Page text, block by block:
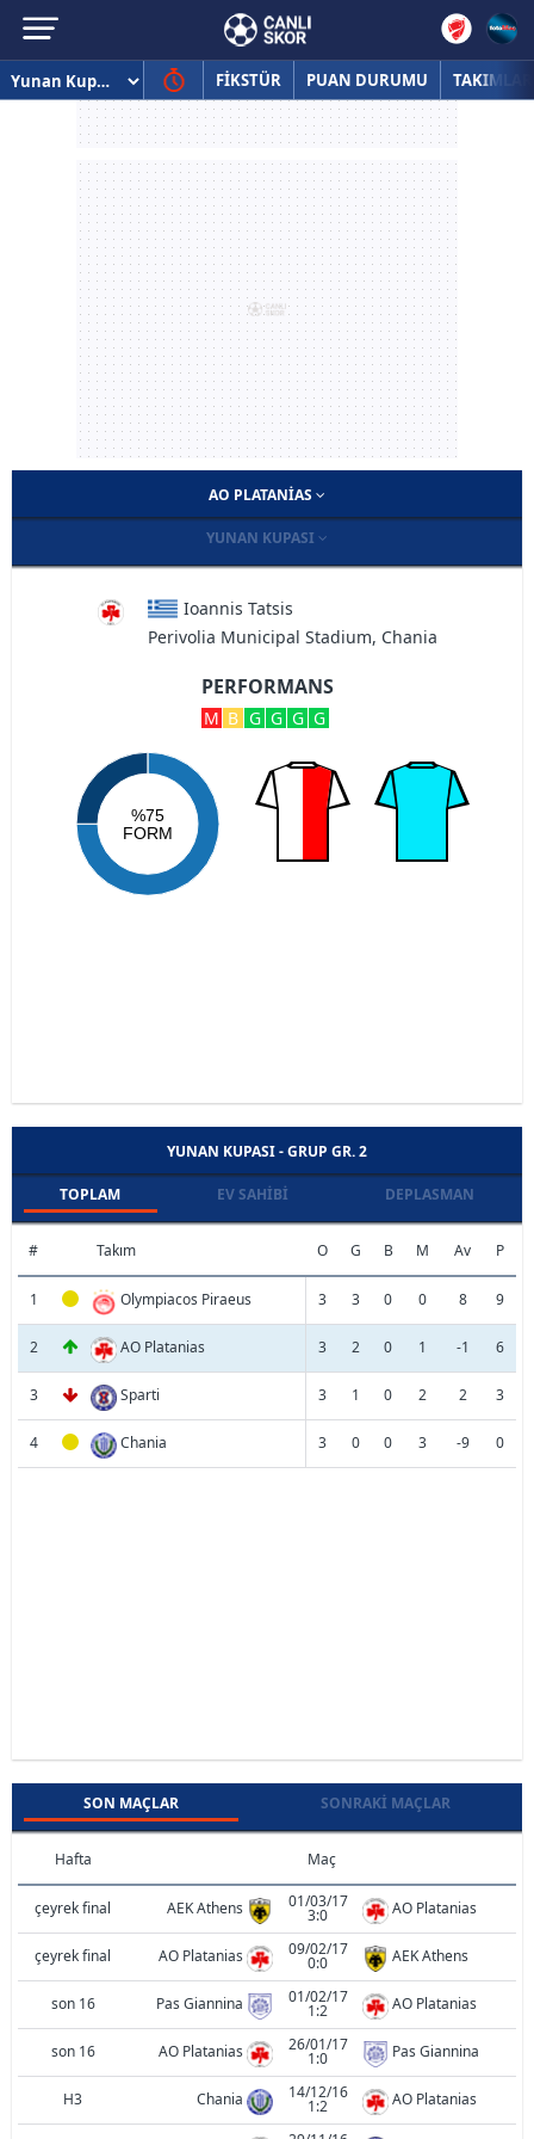
FİKSTÜR PUAN DURUMU TAKIMLAR
AO PLATANIAS
YUNAN KUPASI
Ioannis Tatsis
Perivolia Municipal Stadium, Chania
PERFORMANS
M B G G G G
%75
FORM
YUNAN KUPASI - GRUP GR. 2
TOPLAM EV SAHIBI DEPLASMAN
# Takım O G B M Av P
1 Olympiacos Piraeus 3 3 0 0 8 9
2 AO Platanias 3 2 0 1 -1 6
3 Sparti 3 1 0 2 2 3
4 Chania 3 0 0 3 -9 0
SON MAÇLAR SONRAKI MAÇLAR
Hafta Maç
çeyrek final AEK Athens 01/03/17
3:0 AO Platanias
çeyrek final AO Platanias 09/02/17
0:0 AEK Athens
son 16 Pas Giannina 01/02/17
1:2 AO Platanias
son 16 AO Platanias 26/01/17
1:0 Pas Giannina
H3 Chania 14/12/16
1:2 AO Platanias